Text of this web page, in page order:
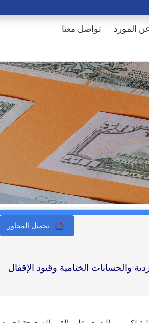
تواصل معنا المورد
والحسابات الختامية وقيود الإقفال